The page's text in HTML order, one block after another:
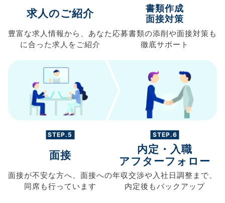
求人のご紹介
豊富な求人情報から、 あなた
に合った求人を ご紹介
書類作成
面接対策
応募書類の添削や面接対策も
徹底サポート
STEP.5
面接
面接が不安な方へ、 面接への
同席も行っています
STEP.6
内定・入職
アフターフォロー
年収交渉や入社日調整まで、
内定後もバックアップ